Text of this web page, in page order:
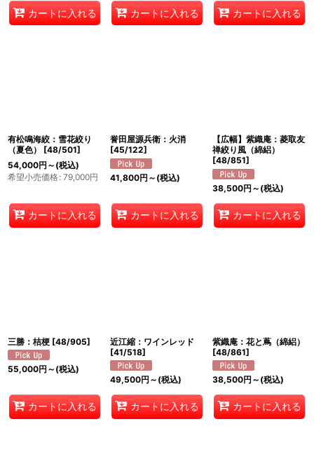
カートに入れる カートに入れる カートに入れる
有松鳴海絞：雪花絞り
（夏色）
[48/501]
54,000円 ～ (税込)
希望小売価格: 79,000円
カートに入れる
誉田屋源兵衛：火消
[45/122]
41,800円 ～ (税込)
カートに入れる
【広幅】紫織庵：菱取友
禅絞り風（綿絽）
[48/851]
38,500円 ～ (税込)
カートに入れる
三勝：桔梗 [48/905]
55,000円 ～ (税込)
カートに入れる
近江縮：ワインレッド
[41/518]
49,500円 ～ (税込)
カートに入れる
紫織庵：花と蔦（綿絽）
[48/861]
38,500円 ～ (税込)
カートに入れる